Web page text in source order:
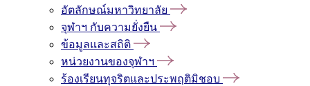
อัตลักษณ์มหาวิทยาลัย
จุฬาฯ กับความยั่งยืน
ข้อมูลและสถิติ
หน่วยงานของจุฬาฯ
ร้องเรียนทุจริตและประพฤติมิชอบ